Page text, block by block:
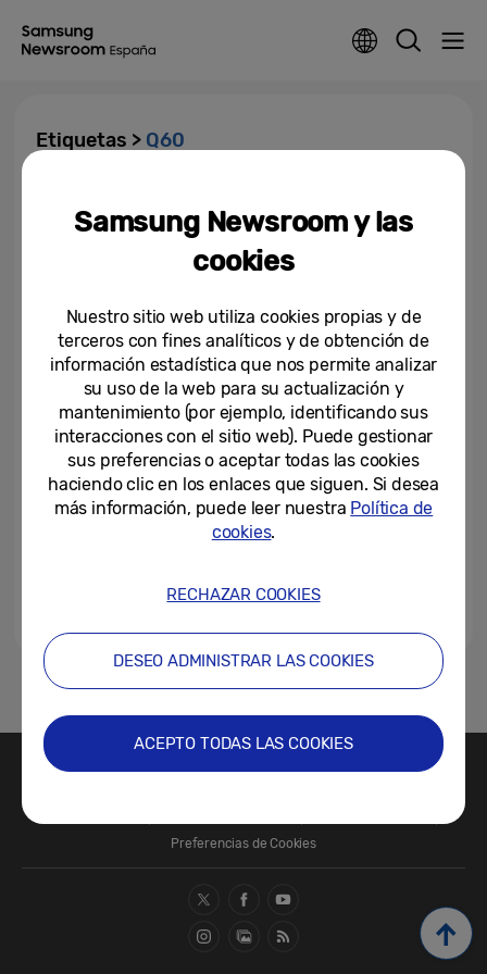
Etiquetas > Q60
Barras de Sonido con tecnología
1
Términos de Uso
Preferencias de Cookies
Samsung Newsroom y las
cookies
Nuestro sitio web utiliza cookies propias y de
terceros con fines analíticos y de obtención de
información estadística que nos permite analizar
su uso de la web para su actualización y
mantenimiento (por ejemplo, identificando sus
interacciones con el sitio web). Puede gestionar
sus preferencias o aceptar todas las cookies
haciendo clic en los enlaces que siguen. Si desea
más información, puede leer nuestra Política de
cookies.
RECHAZAR COOKIES
DESEO ADMINISTRAR LAS COOKIES
ACEPTO TODAS LAS COOKIES